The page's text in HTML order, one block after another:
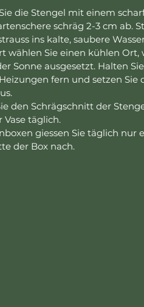
die Stengel mit einem
schräg 2-3 cm ab.
ins kalte, saubere
wählen Sie einen kühlen Ort,
Sonne ausgesetzt. Halten
fern und setzen Sie
den Schrägschnitt der
Vase täglich.
giessen Sie täglich nur
der Box nach.